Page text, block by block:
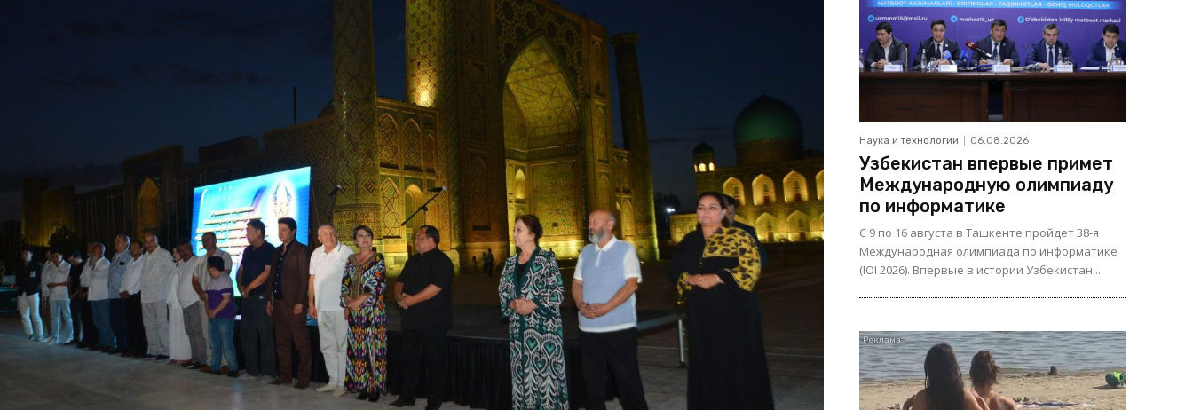
Наука и технологии 06.08.2026
Узбекистан впервые примет
Международную олимпиаду
по информатике
С 9 по 16 августа в Ташкенте пройдет 38-я
Международная олимпиада по информатике
(IOI 2026). Впервые в истории Узбекистан...